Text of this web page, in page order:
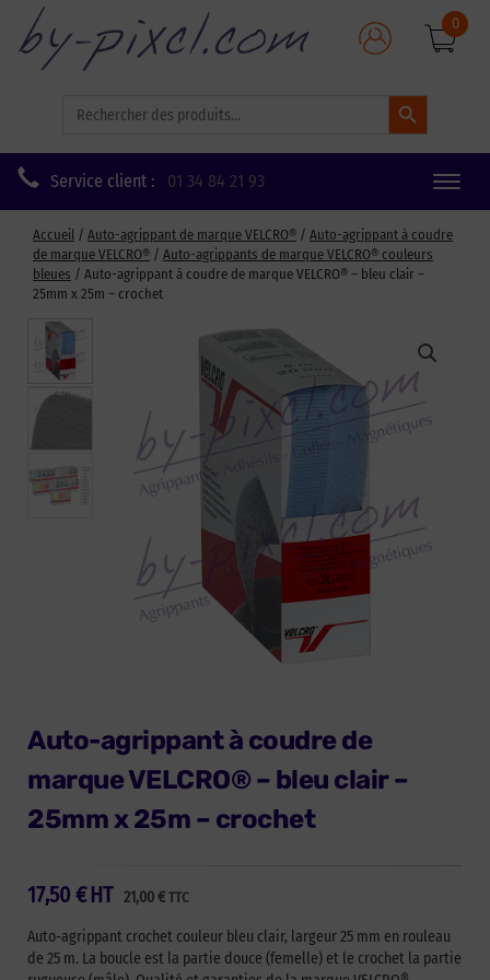
for:
Search Button
0
Service client : 01 34 84 21 93
Toggle
Accueil / Auto-agrippant de marque VELCRO® / Auto-agrippant à coudre
de marque VELCRO® / Auto-agrippants de marque VELCRO® couleurs
bleues / Auto-agrippant à coudre de marque VELCRO® – bleu clair –
25mm x 25m – crochet
Auto-agrippant à coudre de
marque VELCRO® – bleu clair –
25mm x 25m – crochet
17,50 € 21,00€ TTC
HT
Auto-agrippant crochet couleur bleu clair, largeur 25 mm en rouleau
de 25 m. La boucle est la partie douce (femelle) et le crochet la partie